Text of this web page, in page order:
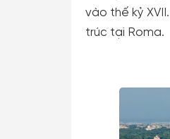
vào thế kỷ
trúc tại Roma.